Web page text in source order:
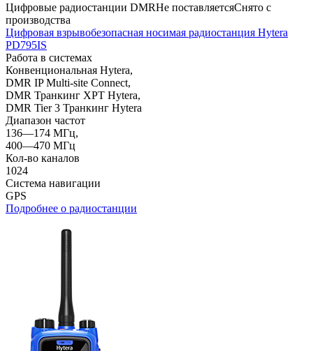
Цифровые радиостанции DMRНе поставляетсяСнято с
производства
Цифровая взрывобезопасная носимая радиостанция Hytera
PD795IS
Работа в системах
Конвенциональная Hytera,
DMR IP Multi-site Connect,
DMR Транкинг XPT Hytera,
DMR Tier 3 Транкинг Hytera
Диапазон частот
136—174 МГц,
400—470 МГц
Кол-во каналов
1024
Система навигации
GPS
Подробнее о радиостанции